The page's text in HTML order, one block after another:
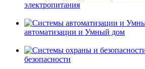
электропитания
автоматизации и Умный дом
безопасности